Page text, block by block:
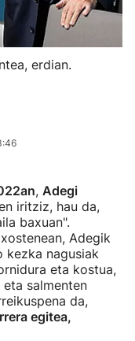
erdian.
, Adegi
iritziz, hau da,
baxuan".
Adegik
kezka nagusiak
eta kostua,
salmenten
da,
egitea,